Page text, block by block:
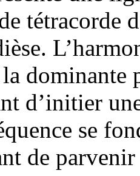
tétracorde
dominante
d’initier
se
de